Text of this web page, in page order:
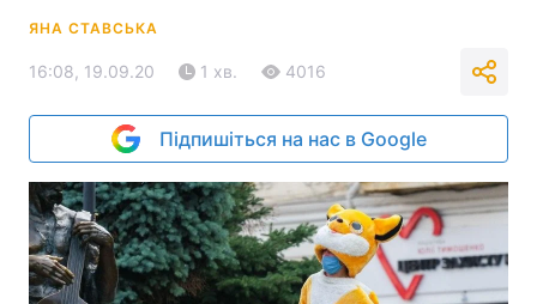
ЯНА СТАВСЬКА
16:08, 19.09.20 1 хв. 4016
Підпишіться на нас в Google